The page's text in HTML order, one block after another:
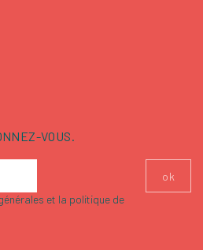
VOUS.
et la politique de